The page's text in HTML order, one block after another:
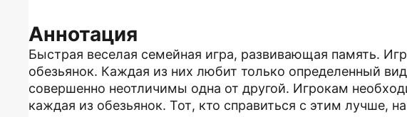
Аннотация
Быстрая веселая семейная игра, развивающая память.
обезьянок. Каждая из них любит только определенный
совершенно неотличимы одна от другой. Игрокам
каждая из обезьянок. Тот, кто справиться с этим лучше,